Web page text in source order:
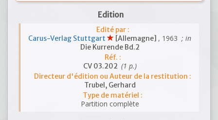
Edition
Edité par :
Carus-Verlag Stuttgart
[Allemagne] , 1963 ; in
Die Kurrende Bd.2
Réf. :
CV 03.202 (1 p.)
Directeur d'édition ou Auteur de la restitution :
Trubel, Gerhard
Type de matériel :
Partition complète